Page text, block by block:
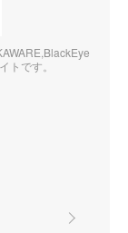
トです。